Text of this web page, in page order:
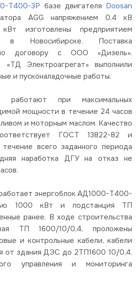
Т400-3Р базе двигателя Doosan
AGG напряжением 0,4 кВ
изготовлены предприятием
в Новосибирске. Поставка
по договору с ООО «Дизель».
Электроагрегат» выполнили
и пусконаладочные работы.
работают при максимальных
мощности в течение 24 часов
и моторным маслом. Качество
ГОСТ 13822-82 и
всего заданного периода
наработка ДГУ на отказ не
энергоблок АД1000-Т400-
1000 кВт и подстанция ТП
ранее. В ходе строительства
ТП 1600/10/0,4, проложены
и контрольные кабели, кабели
от здания ДЭС до 2ТП1600 10/0,4.
управления и мониторинга